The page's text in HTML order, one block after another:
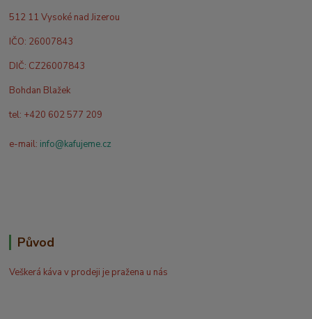
512 11 Vysoké nad Jizerou
IČO: 26007843
DIČ: CZ26007843
Bohdan Blažek
tel: +420 602 577 209
e-mail: info@kafujeme.cz
Původ
Veškerá káva v prodeji je pražena u nás